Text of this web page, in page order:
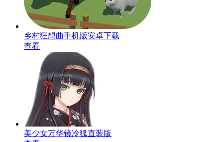
乡村狂想曲手机版安卓下载
查看
美少女万华镜冷狐直装版